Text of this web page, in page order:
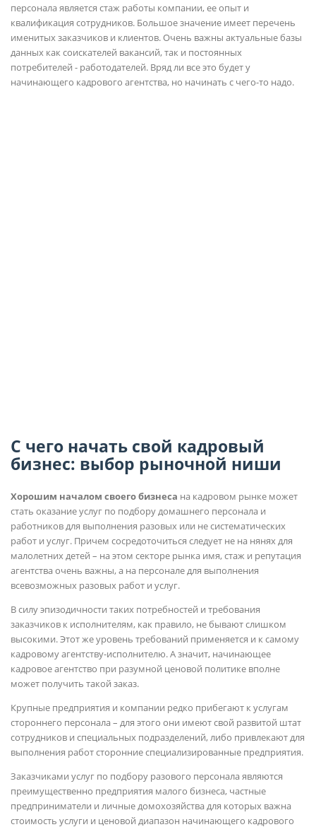
персонала является стаж работы компании, ее опыт и
квалификация сотрудников. Большое значение имеет перечень
именитых заказчиков и клиентов. Очень важны актуальные базы
данных как соискателей вакансий, так и постоянных
потребителей - работодателей. Вряд ли все это будет у
начинающего кадрового агентства, но начинать с чего-то надо.
С чего начать свой кадровый
бизнес: выбор рыночной ниши
Хорошим началом своего бизнеса на кадровом рынке может
стать оказание услуг по подбору домашнего персонала и
работников для выполнения разовых или не систематических
работ и услуг. Причем сосредоточиться следует не на нянях для
малолетних детей – на этом секторе рынка имя, стаж и репутация
агентства очень важны, а на персонале для выполнения
всевозможных разовых работ и услуг.
В силу эпизодичности таких потребностей и требования
заказчиков к исполнителям, как правило, не бывают слишком
высокими. Этот же уровень требований применяется и к самому
кадровому агентству-исполнителю. А значит, начинающее
кадровое агентство при разумной ценовой политике вполне
может получить такой заказ.
Крупные предприятия и компании редко прибегают к услугам
стороннего персонала – для этого они имеют свой развитой штат
сотрудников и специальных подразделений, либо привлекают для
выполнения работ сторонние специализированные предприятия.
Заказчиками услуг по подбору разового персонала являются
преимущественно предприятия малого бизнеса, частные
предприниматели и личные домохозяйства для которых важна
стоимость услуги и ценовой диапазон начинающего кадрового